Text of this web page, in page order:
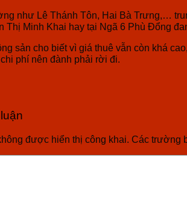
như Lê Thánh Tôn, Hai Bà Trưng,…
Thị Minh Khai hay tại Ngã 6 Phù Đổng
sản cho biết vì giá thuê vẫn còn khá
phí nên đành phải rời đi.
được hiển thị công khai. Các trường